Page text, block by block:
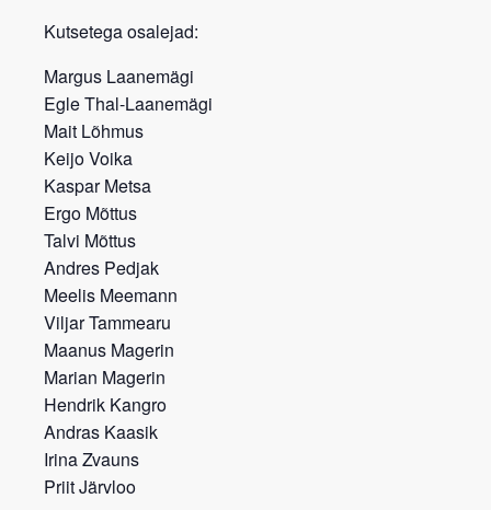
Kutsetega osalejad:
Margus Laanemägi
Egle Thal-Laanemägi
Mait Lõhmus
Keijo Voika
Kaspar Metsa
Ergo Mõttus
Talvi Mõttus
Andres Pedjak
Meelis Meemann
Viljar Tammearu
Maanus Magerin
Marian Magerin
Hendrik Kangro
Andras Kaasik
Irina Zvauns
Priit Järvloo